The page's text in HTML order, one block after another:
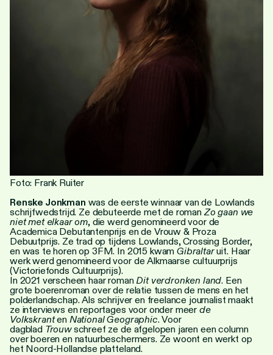
Foto: Frank Ruiter
Renske Jonkman was de eerste winnaar van de Lowlands
schrijfwedstrijd. Ze debuteerde met de romanZo gaan we
niet met elkaar om, die werd genomineerd voor de
Academica Debutantenprijs en de Vrouw & Proza
Debuutprijs. Ze trad op tijdens Lowlands, Crossing Border,
en was te horen op 3FM. In 2015 kwamGibraltaruit. Haar
werk werd genomineerd voor de Alkmaarse cultuurprijs
(Victoriefonds Cultuurprijs).
In 2021 verscheen haar roman Dit verdronken land. Een
grote boerenroman over de relatie tussen de mens en het
polderlandschap. Als schrijver en freelance journalist maakt
ze interviews en reportages voor onder meer de
Volkskranten National Geographic. Voor
dagblad Trouwschreef ze de afgelopen jaren een column
over boeren en natuurbeschermers. Ze woont en werkt op
het Noord-Hollandse platteland.
Toegankelijkheid